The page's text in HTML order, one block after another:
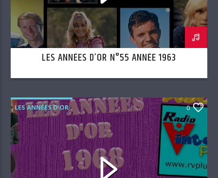
LES ANNÉES D’OR N°55 ANNÉE 1963
LES ANNÉES D'OR 0